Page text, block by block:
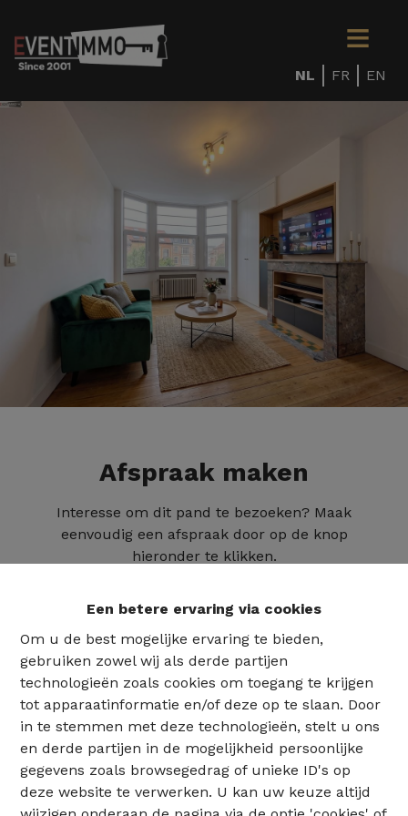
Een betere ervaring via cookies
Om u de best mogelijke ervaring te bieden,
gebruiken zowel wij als derde partijen
technologieën zoals cookies om toegang te krijgen
tot apparaatinformatie en/of deze op te slaan. Door
in te stemmen met deze technologieën, stelt u ons
en derde partijen in de mogelijkheid persoonlijke
gegevens zoals browsegedrag of unieke ID's op
deze website te verwerken. U kan uw keuze altijd
NL FR EN
Afspraak maken
Interesse om dit pand te bezoeken? Maak
eenvoudig een afspraak door op de knop
hieronder te klikken.
02 735 18 38